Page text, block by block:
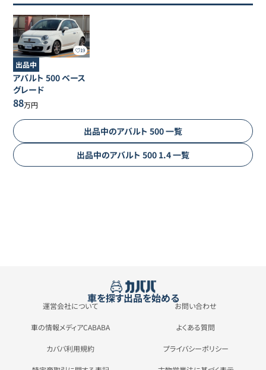
19
出品中
アバルト 500ベース
グレード
88万円
出品中のアバルト 500一覧
出品中のアバルト 500 1.4一覧
車を探す出品を始める
運営会社について お問い合わせ
車の情報メディアCABABA よくある質問
カババ利用規約 プライバシーポリシー